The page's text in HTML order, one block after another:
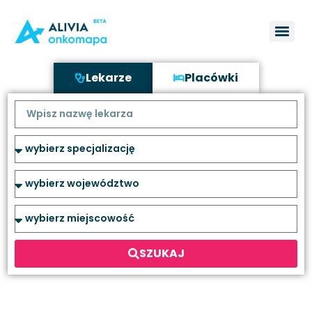
Lekarze Placówki
SZUKAJ